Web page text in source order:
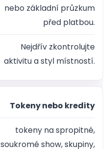
nebo základní průzkum
před platbou.
Nejdřív zkontrolujte
aktivitu a styl místností.
Tokeny nebo kredity
tokeny na spropitné,
soukromé show, skupiny,